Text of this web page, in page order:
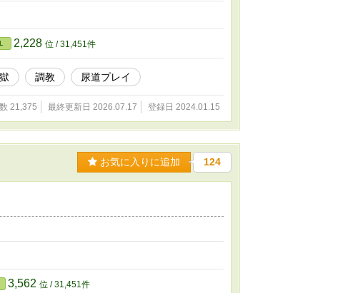
2,228 位 / 31,451件
調教 尿道プレイ
21,375 最終更新日 2026.07.17 登録日 2024.01.15
お気に入りに追加 124
3,562 位 / 31,451件